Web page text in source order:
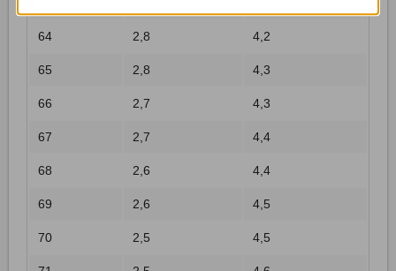
64 2,8 4,2
65 2,8 4,3
66 2,7 4,3
67 2,7 4,4
68 2,6 4,4
69 2,6 4,5
70 2,5 4,5